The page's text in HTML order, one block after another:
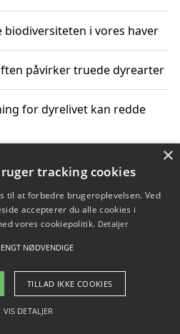
biodiversiteten i vores haver
påvirker truede dyrearter
for dyrelivet kan redde
voksne støtte bevarelsen
- Pilanto Aps
Blog Betingelser
×
tracking cookies
til at forbedre brugeroplevelsen. Ved
accepterer du alle cookies i
vores cookiepolitik. Detaljer
NØDVENDIGE
TILLAD IKKE COOKIES
VIS DETALJER